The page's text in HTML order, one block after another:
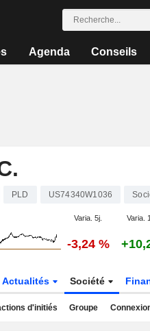
Agenda Conseils
PLD US74340W1036
Varia. 5j. Varia.
-3,24 %
Actualités Société
d'initiés Groupe